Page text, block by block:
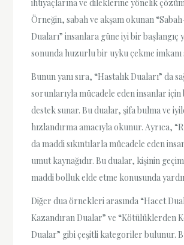
ihtiyaçlarına ve dileklerine yönelik
Örneğin, sabah ve akşam okunan
Duaları” insanlara güne iyi bir başlangıç
sonunda huzurlu bir uyku çekme imkanı
Bunun yanı sıra, “Hastalık Duaları” da
sorunlarıyla mücadele eden insanlar
destek sunar. Bu dualar, şifa bulma ve
hızlandırma amacıyla okunur. Ayrıca,
da maddi sıkıntılarla mücadele eden
umut kaynağıdır. Bu dualar, kişinin
maddi bolluk elde etme konusunda
Diğer dua örnekleri arasında “Hacet
Kazandıran Dualar” ve “Kötülüklerden
Dualar” gibi çeşitli kategoriler bulunur.